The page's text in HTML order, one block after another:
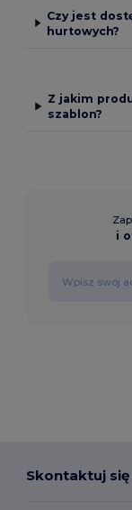
Czy jest
hurtowych?
Z jakim
szablon?
i
Skontaktuj się